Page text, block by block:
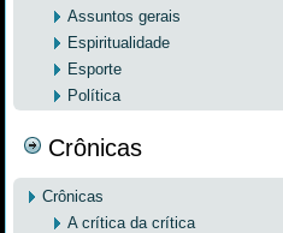
Assuntos gerais
Espiritualidade
Esporte
Política
Crônicas
Crônicas
A crítica da crítica